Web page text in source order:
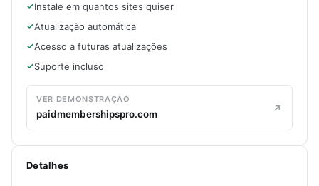
Instale em quantos sites quiser
Atualização automática
Acesso a futuras atualizações
Suporte incluso
VER DEMONSTRAÇÃO
paidmembershipspro.com
Detalhes